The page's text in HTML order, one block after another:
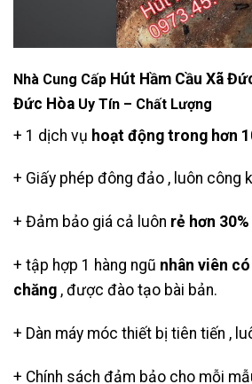
Nhà Cung Cấp Hút Hầm Cầu Xã
Đức Hòa Uy Tín – Chất Lượng
+ 1 dịch vụ hoạt động trong hơn
+ Giấy phép đông đảo , luôn công
+ Đảm bảo giá cả luôn rẻ hơn 30%
+ tập hợp 1 hàng ngũ nhân viên
chăng , được đào tạo bài bản.
+ Dàn máy móc thiết bị tiên tiến ,
+ Chính sách đảm bảo cho mỗi